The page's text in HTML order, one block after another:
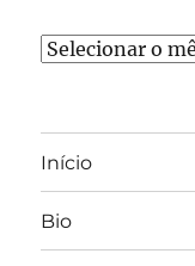
Arquivos
Início
Bio